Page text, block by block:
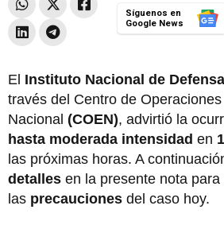
Síguenos en
Google News
El Instituto Nacional de
través del Centro de
Nacional (COEN), advirtió la
hasta moderada intensidad en
las próximas horas. A
detalles en la presente nota
las precauciones del caso hoy.